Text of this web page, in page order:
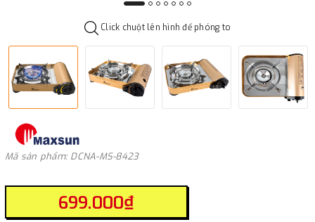
Click chuột lên hình để phóng to
Mã sản phẩm: DCNA-MS-8423
699.000₫